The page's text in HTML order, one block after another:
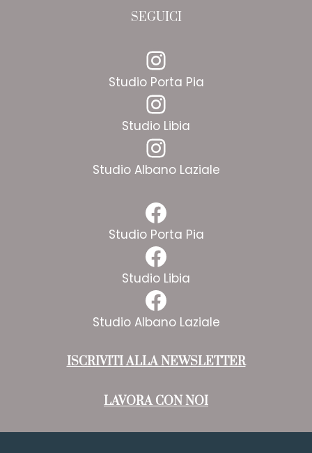
SEGUICI
Instagram
Studio Porta Pia
Instagram
Studio Libia
Instagram
Studio Albano Laziale
Facebook
Studio Porta Pia
Facebook
Studio Libia
Facebook
Studio Albano Laziale
ISCRIVITI ALLA NEWSLETTER
LAVORA CON NOI